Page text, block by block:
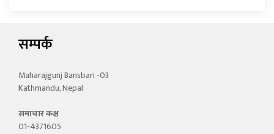
सम्पर्क
Maharajgunj Bansbari -03
Kathmandu, Nepal
समाचार कक्ष
01-4371605